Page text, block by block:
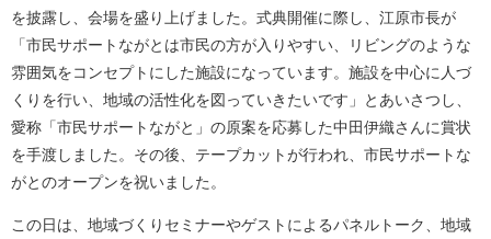
を披露し、会場を盛り上げました。式典開催に際し、江原市長が
「市民サポートながとは市民の方が入りやすい、リビングのような
雰囲気をコンセプトにした施設になっています。施設を中心に人づ
くりを行い、地域の活性化を図っていきたいです」とあいさつし、
愛称「市民サポートながと」の原案を応募した中田伊織さんに賞状
を手渡しました。その後、テープカットが行われ、市民サポートな
がとのオープンを祝いました。
この日は、地域づくりセミナーやゲストによるパネルトーク、地域